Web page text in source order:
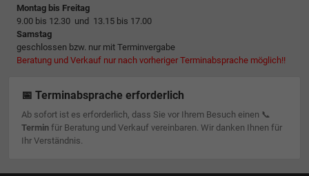
Montag bis Freitag
9.00 bis 12.30 und 13.15 bis 17.00
Samstag
geschlossen bzw. nur mit Terminvergabe
Beratung und Verkauf nur nach vorheriger Terminabsprache möglich!!
📅 Terminabsprache erforderlich
Ab sofort ist es erforderlich, dass Sie vor Ihrem Besuch einen 📞
Terminfür Beratung und Verkauf vereinbaren. Wir danken Ihnen für
Ihr Verständnis.